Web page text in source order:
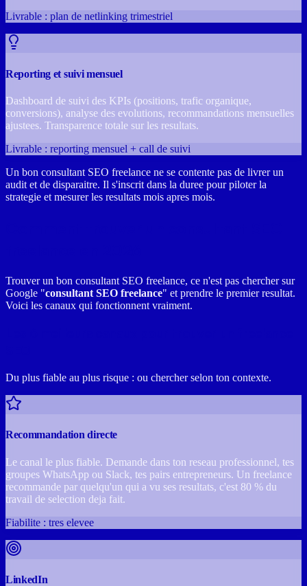
Livrable : plan de netlinking trimestriel
Reporting et suivi mensuel
Dashboard de suivi des KPIs (positions, trafic organique,
conversions), analyse des evolutions, recommandations mensuelles
ajustees. Transparence totale sur les resultats.
Livrable : reporting mensuel + call de suivi
Un bon consultant SEO freelance ne se contente pas de livrer un
audit et de disparaitre. Il s'inscrit dans la duree pour piloter la
strategie et mesurer les resultats mois apres mois.
Trouver un bon consultant SEO freelance, ce n'est pas chercher sur
Google "consultant SEO freelance" et prendre le premier resultat.
Voici les canaux qui fonctionnent vraiment.
Du plus fiable au plus risque : ou chercher selon ton contexte.
Recommandation directe
Le canal le plus fiable. Demande dans ton reseau professionnel, tes
groupes WhatsApp ou Slack, tes pairs entrepreneurs. Un freelance
recommande par quelqu'un qui a vu ses resultats, c'est 80 % du
travail de selection deja fait.
Fiabilite : tres elevee
LinkedIn